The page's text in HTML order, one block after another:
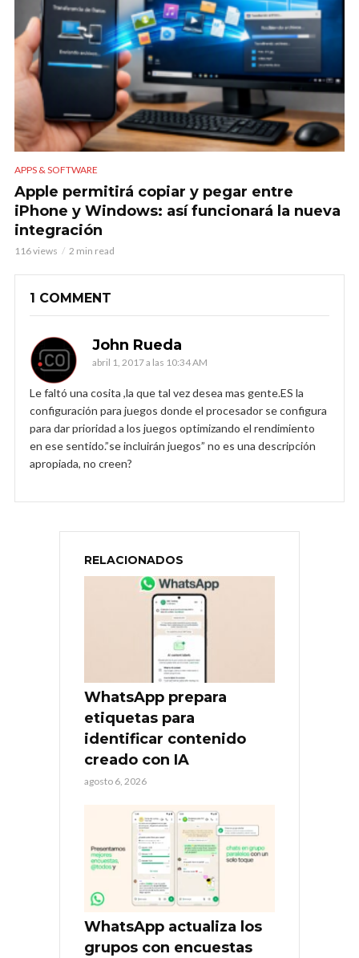
APPS & SOFTWARE
Apple permitirá copiar y pegar entre
iPhone y Windows: así funcionará la nueva
integración
116 views 2 min read
1 COMMENT
John Rueda
abril 1, 2017 a las 10:34 AM
Le faltó una cosita ,la que tal vez desea mas gente.ES la
configuración para juegos donde el procesador se configura
para dar prioridad a los juegos optimizando el rendimiento
en ese sentido.”se incluirán juegos” no es una descripción
apropiada, no creen?
RELACIONADOS
WhatsApp prepara
etiquetas para
identificar contenido
creado con IA
agosto 6, 2026
WhatsApp actualiza los
grupos con encuestas